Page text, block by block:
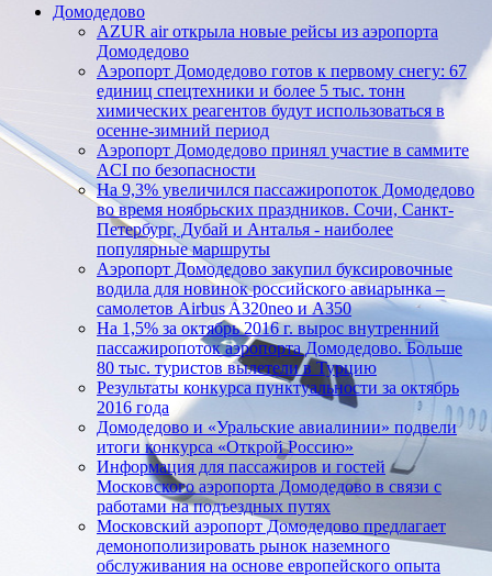
Домодедово
AZUR air открыла новые рейсы из аэропорта
Домодедово
Аэропорт Домодедово готов к первому снегу: 67
единиц спецтехники и более 5 тыс. тонн
химических реагентов будут использоваться в
осенне-зимний период
Аэропорт Домодедово принял участие в саммите
ACI по безопасности
На 9,3% увеличился пассажиропоток Домодедово
во время ноябрьских праздников. Сочи, Санкт-
Петербург, Дубай и Анталья - наиболее
популярные маршруты
Аэропорт Домодедово закупил буксировочные
водила для новинок российского авиарынка –
самолетов Airbus A320neo и A350
На 1,5% за октябрь 2016 г. вырос внутренний
пассажиропоток аэропорта Домодедово. Больше
80 тыс. туристов вылетели в Турцию
Результаты конкурса пунктуальности за октябрь
2016 года
Домодедово и «Уральские авиалинии» подвели
итоги конкурса «Открой Россию»
Информация для пассажиров и гостей
Московского аэропорта Домодедово в связи с
работами на подъездных путях
Московский аэропорт Домодедово предлагает
демонополизировать рынок наземного
обслуживания на основе европейского опыта